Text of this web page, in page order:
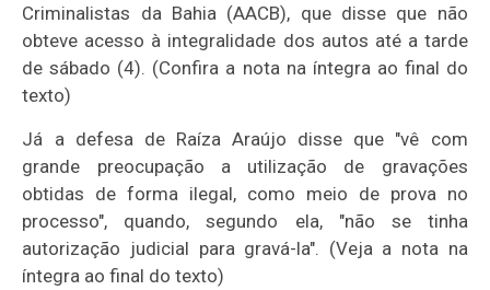
Criminalistas da Bahia (AACB), que disse que não
obteve acesso à integralidade dos autos até a tarde
de sábado (4). (Confira a nota na íntegra ao final do
texto)
Já a defesa de Raíza Araújo disse que "vê com
grande preocupação a utilização de gravações
obtidas de forma ilegal, como meio de prova no
processo", quando, segundo ela, "não se tinha
autorização judicial para gravá-la". (Veja a nota na
íntegra ao final do texto)